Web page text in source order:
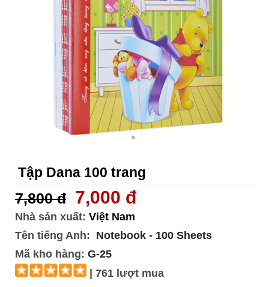
Tập Dana 100 trang
7,800 đ 7,000 đ
Nhà sản xuất: Việt Nam
Tên tiếng Anh: Notebook - 100 Sheets
Mã kho hàng: G-25
| 761 lượt mua